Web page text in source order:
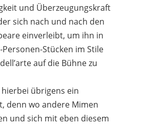
und Überzeugungskraft
sich nach und nach den
einverleibt, um ihn in
Stücken im Stile
auf die Bühne zu
übrigens ein
denn wo andere Mimen
und sich mit eben diesem